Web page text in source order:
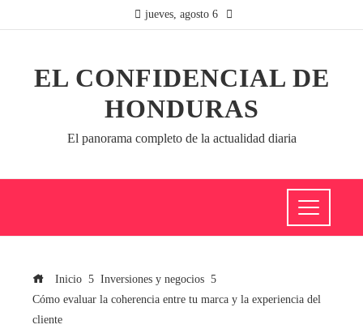
jueves, agosto 6
EL CONFIDENCIAL DE
HONDURAS
El panorama completo de la actualidad diaria
Inicio
Inversiones y negocios
Cómo evaluar la coherencia entre tu marca y la experiencia del
cliente